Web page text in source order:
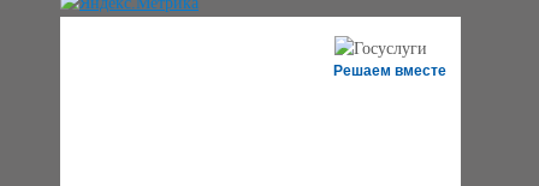
Решаем вместе